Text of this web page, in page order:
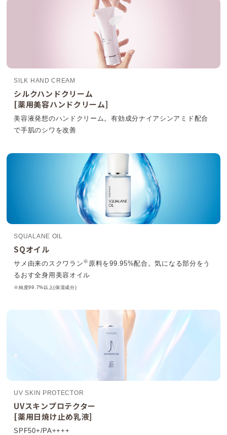
SILK HAND CREAM
シルクハンドクリーム
[薬用美容ハンドクリーム]
美容液発想のハンドクリーム。有効成分ナイアシンアミド配合
で手肌のシワを改善
SQUALANE OIL
SQオイル
サメ由来のスクワラン※ 原料を99.95%配合。気になる部分をう
るおす全身用美容オイル
※純度99.7%以上(保湿成分)
UV SKIN PROTECTOR
UVスキンプロテクター
[薬用日焼け止め乳液]
SPF50+/PA++++